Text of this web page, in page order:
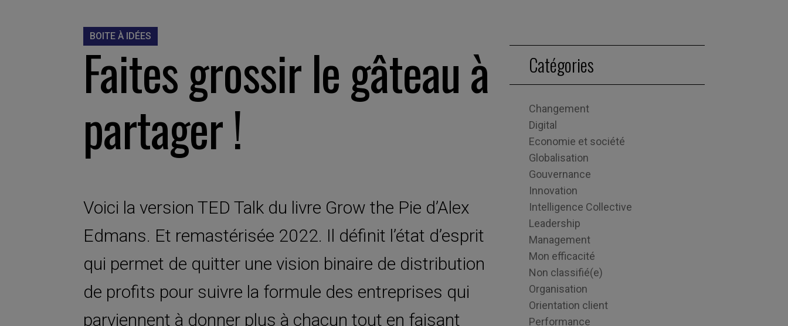
BOITE À IDÉES
Faites grossir le gâteau à
partager !
Voici la version TED Talk du livre Grow the Pie d’Alex
Edmans. Et remastérisée 2022. Il définit l’état d’esprit
qui permet de quitter une vision binaire de distribution
de profits pour suivre la formule des entreprises qui
parviennent à donner plus à chacun tout en faisant
Catégories
Changement
Digital
Economie et société
Globalisation
Gouvernance
Innovation
Intelligence Collective
Leadership
Management
Mon efficacité
Non classifié(e)
Organisation
Orientation client
Performance